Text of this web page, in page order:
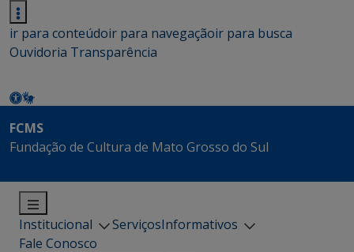
ir para conteúdoir para navegaçãoir para busca
Ouvidoria Transparência
FCMS
Fundação de Cultura de Mato Grosso do Sul
Institucional ServiçosInformativos
Fale Conosco